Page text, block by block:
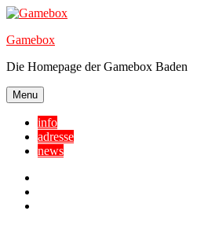
Skip
content
Gamebox
Die Homepage der Gamebox Baden
Menu
info
adresse
news